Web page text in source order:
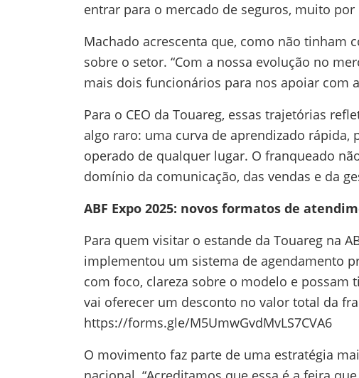
entrar para o mercado de seguros, muito
Machado acrescenta que, como não tinham
sobre o setor. “Com a nossa evolução no
mais dois funcionários para nos apoiar com
Para o CEO da Touareg, essas trajetórias
algo raro: uma curva de aprendizado
operado de qualquer lugar. O franqueado
domínio da comunicação, das vendas e da
ABF Expo 2025: novos formatos de
Para quem visitar o estande da Touareg na
implementou um sistema de agendamento
com foco, clareza sobre o modelo e
vai oferecer um desconto no valor total da
https://forms.gle/M5UmwGvdMvLS7CVA6
O movimento faz parte de uma estratégia